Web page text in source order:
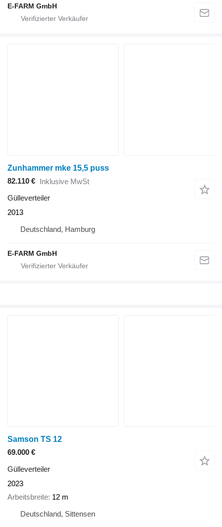
E-FARM GmbH
Zunhammer mke 15,5 puss
82.110 €
Inklusive MwSt
Gülleverteiler
2013
Deutschland, Hamburg
E-FARM GmbH
Samson TS 12
69.000 €
Gülleverteiler
2023
Arbeitsbreite 12 m
Deutschland, Sittensen